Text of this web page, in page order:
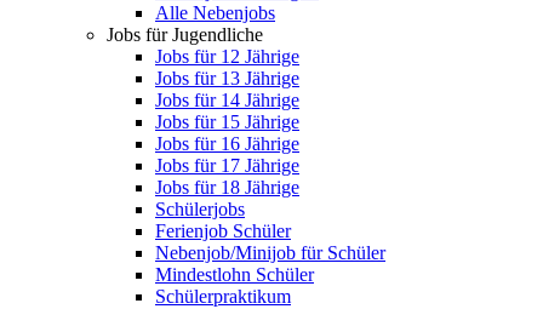
Alle Nebenjobs
Jobs für Jugendliche
Jobs für 12 Jährige
Jobs für 13 Jährige
Jobs für 14 Jährige
Jobs für 15 Jährige
Jobs für 16 Jährige
Jobs für 17 Jährige
Jobs für 18 Jährige
Schülerjobs
Ferienjob Schüler
Nebenjob/Minijob für Schüler
Mindestlohn Schüler
Schülerpraktikum